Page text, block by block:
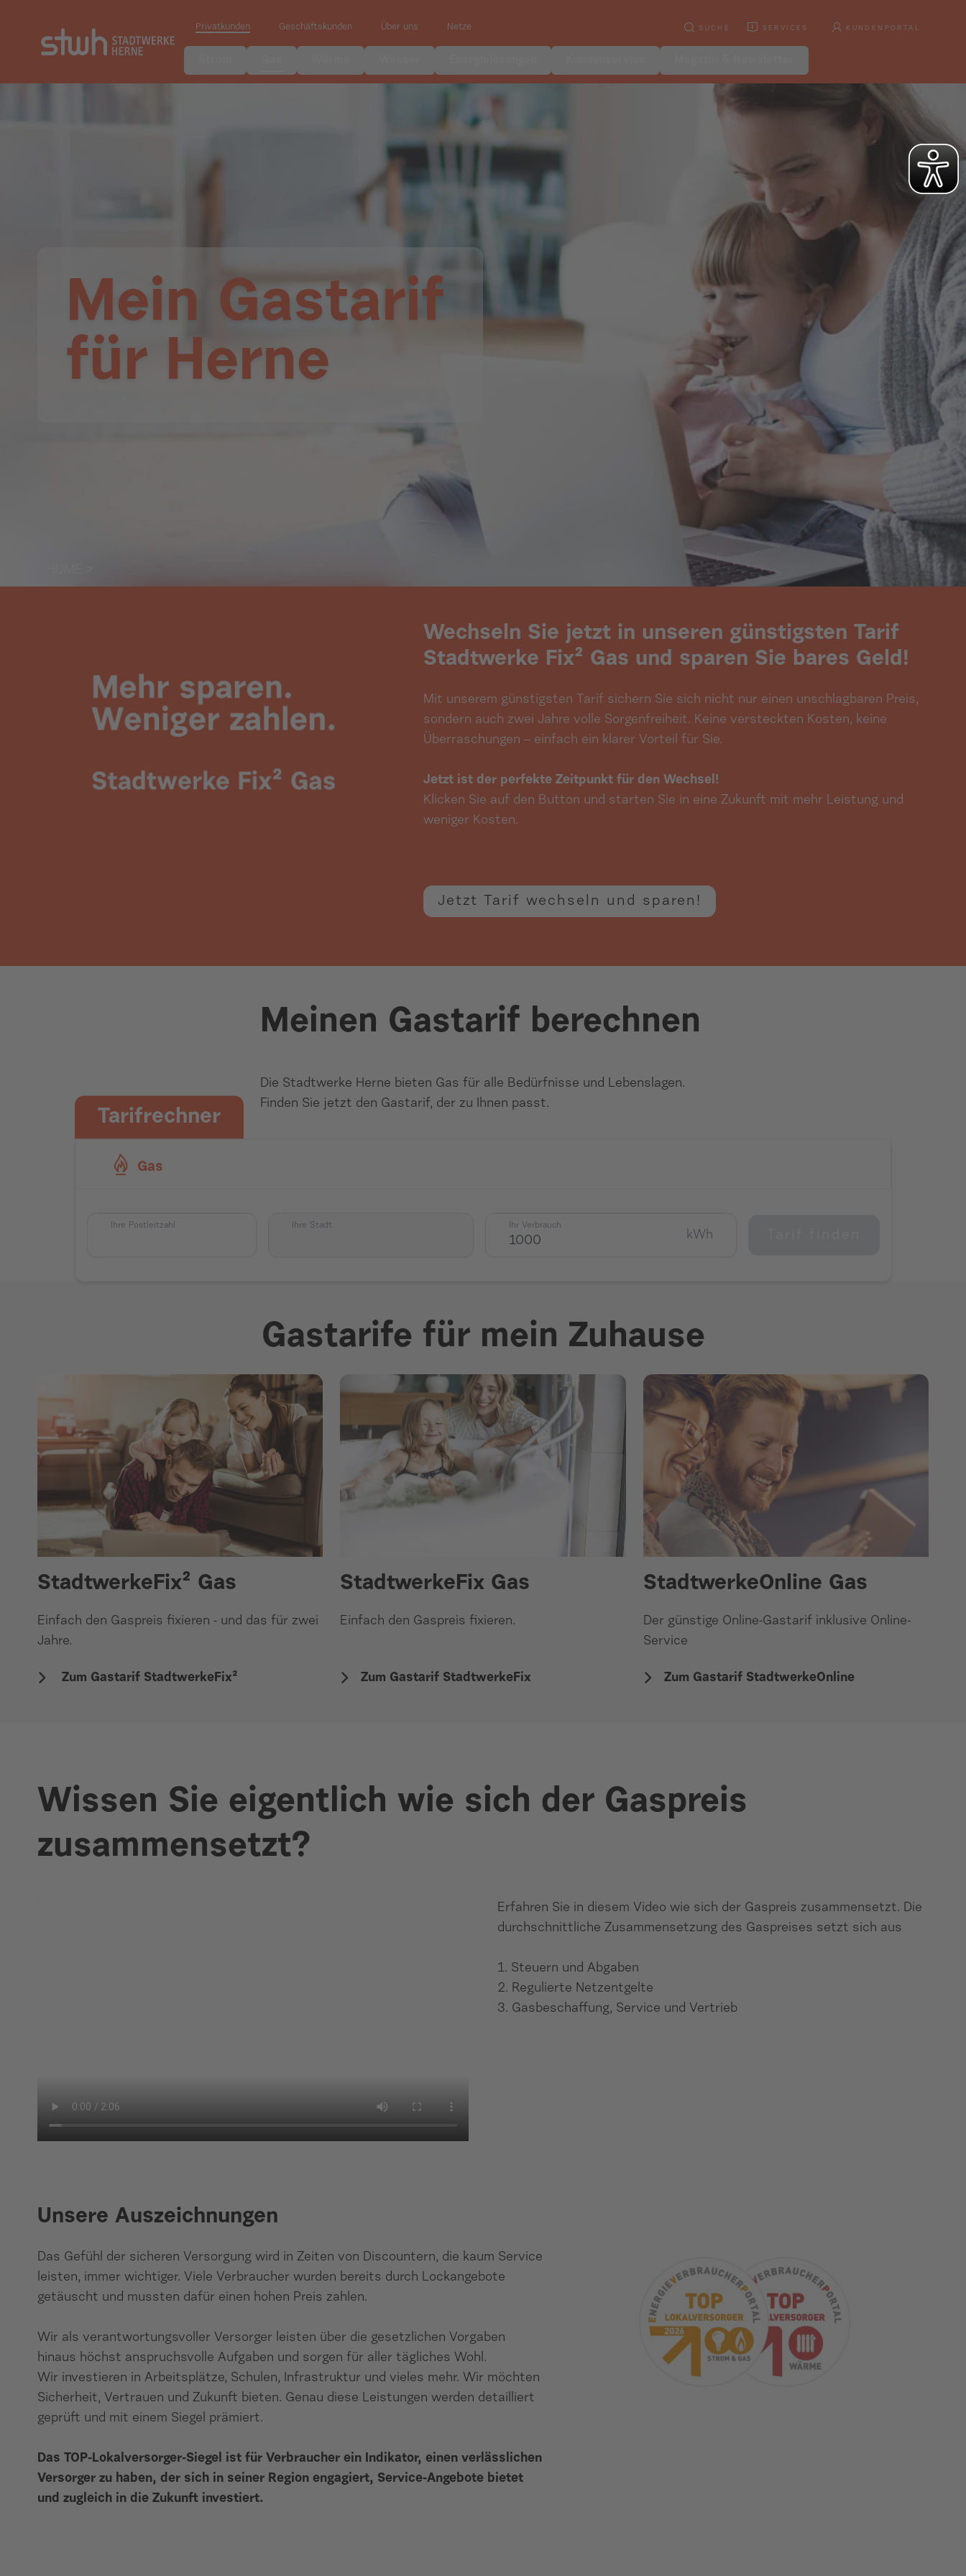
Privatkunden Geschäftskunden Über uns Netze SUCHE SERVICES KUNDENPORTAL
Mein Gastarif
für Herne
Wechseln Sie jetzt in unseren günstigsten Tarif
Stadtwerke Fix² Gas und sparen Sie bares Geld!
Mit unserem günstigsten Tarif sichern Sie sich nicht nur einen unschlagbaren Preis,
sondern auch zwei Jahre volle Sorgenfreiheit. Keine versteckten Kosten, keine
Überraschungen – einfach ein klarer Vorteil für Sie.
Jetzt ist der perfekte Zeitpunkt für den Wechsel!
Klicken Sie auf den Button und starten Sie in eine Zukunft mit mehr Leistung und
weniger Kosten.
Jetzt Tarif wechseln und sparen!
Meinen Gastarif berechnen
Die Stadtwerke Herne bieten Gas für alle Bedürfnisse und Lebenslagen.
Finden Sie jetzt den Gastarif, der zu Ihnen passt.
Tarifrechner
Gas
Ihre Postleitzahl Ihre Stadt Ihr Verbrauch
kWh
Gastarife für mein Zuhause
StadtwerkeFix² Gas
Einfach den Gaspreis fixieren - und das für zwei
Jahre.
Zum Gastarif StadtwerkeFix²
StadtwerkeFix Gas
Einfach den Gaspreis fixieren.
Zum Gastarif StadtwerkeFix
StadtwerkeOnline Gas
Der günstige Online-Gastarif inklusive Online-
Service
Zum Gastarif StadtwerkeOnline
Wissen Sie eigentlich wie sich der Gaspreis
zusammensetzt?
Erfahren Sie in diesem Video wie sich der Gaspreis zusammensetzt. Die
durchschnittliche Zusammensetzung des Gaspreises setzt sich aus
1. Steuern und Abgaben
2. Regulierte Netzentgelte
3. Gasbeschaffung, Service und Vertrieb
Unsere Auszeichnungen
Das Gefühl der sicheren Versorgung wird in Zeiten von Discountern, die kaum Service
leisten, immer wichtiger. Viele Verbraucher wurden bereits durch Lockangebote
getäuscht und mussten dafür einen hohen Preis zahlen.
Wir als verantwortungsvoller Versorger leisten über die gesetzlichen Vorgaben
hinaus höchst anspruchsvolle Aufgaben und sorgen für aller tägliches Wohl.
Wir investieren in Arbeitsplätze, Schulen, Infrastruktur und vieles mehr. Wir möchten
Sicherheit, Vertrauen und Zukunft bieten. Genau diese Leistungen werden detailliert
geprüft und mit einem Siegel prämiert.
Das TOP-Lokalversorger-Siegel ist für Verbraucher ein Indikator, einen verlässlichen
Versorger zu haben, der sich in seiner Region engagiert, Service-Angebote bietet
und zugleich in die Zukunft investiert.